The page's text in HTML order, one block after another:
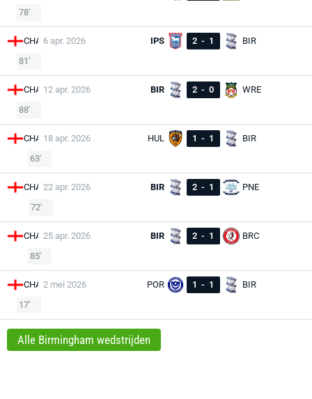
78'
CHA 6 apr. 2026 IPS 2 - 1
BIR
81'
CHA 12 apr. 2026 BIR 2 - 0
WRE
88'
CHA 18 apr. 2026 HUL 1 - 1
BIR
63'
CHA 22 apr. 2026 BIR 2 - 1
PNE
72'
CHA 25 apr. 2026 BIR 2 - 1
BRC
85'
CHA 2 mei 2026 POR 1 - 1
BIR
17'
Alle Birmingham wedstrijden